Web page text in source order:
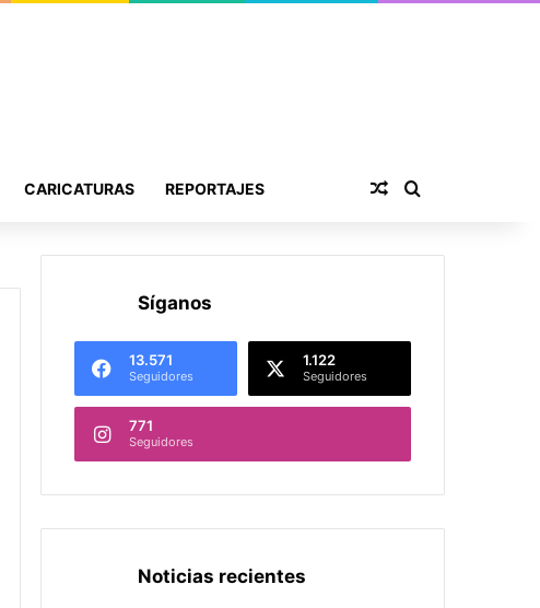
CARICATURAS REPORTAJES Publicación al
Síganos
13.571
Seguidores
1.122
Seguidores
771
Seguidores
Noticias recientes